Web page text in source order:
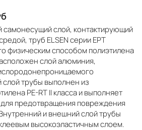
самонесущий слой, контактирующий
труб ELSEN серии EPT
физическим способом полиэтилена
слой алюминия,
трубы выполнен из
PE-RT II класса и выполняет
предотвращения повреждения
и внешний слой трубы
высокоэластичным слоем.